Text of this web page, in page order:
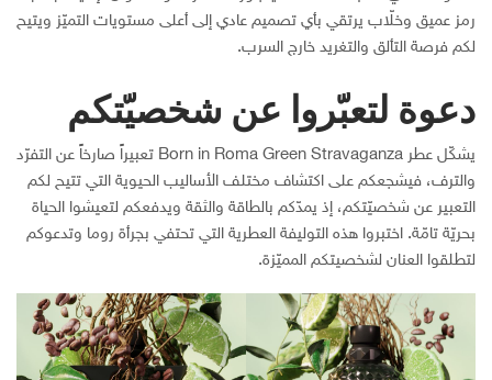
رمز عميق وخلّاب يرتقي بأي تصميم عادي إلى أعلى مستويات التميّز ويتيح
لكم فرصة التألق والتغريد خارج السرب.
دعوة لتعبّروا عن شخصيّتكم
يشكّل عطر Born in Roma Green Stravaganza تعبيراً صارخاً عن التفرّد
والترف، فيشجعكم على اكتشاف مختلف الأساليب الحيوية التي تتيح لكم
التعبير عن شخصيّتكم، إذ يمدّكم بالطاقة والثقة ويدفعكم لتعيشوا الحياة
بحريّة تامّة. اختبروا هذه التوليفة العطرية التي تحتفي بجرأة روما وتدعوكم
لتطلقوا العنان لشخصيتكم المميّزة.